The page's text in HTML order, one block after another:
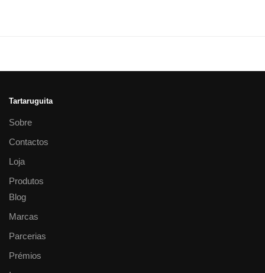
Tartaruguita
Sobre
Contactos
Loja
Produtos
Blog
Marcas
Parcerias
Prémios